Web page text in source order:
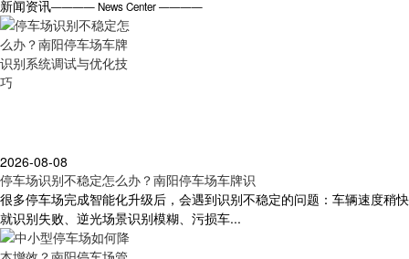
新闻资讯———— News Center ————
2026-08-08
停车场识别不稳定怎么办？南阳停车场车牌识
很多停车场完成智能化升级后，会遇到识别不稳定的问题：车辆速度稍快
就识别失败、逆光场景识别模糊、污损车...